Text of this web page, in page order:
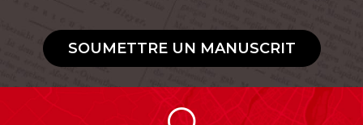
SOUMETTRE UN MANUSCRIT